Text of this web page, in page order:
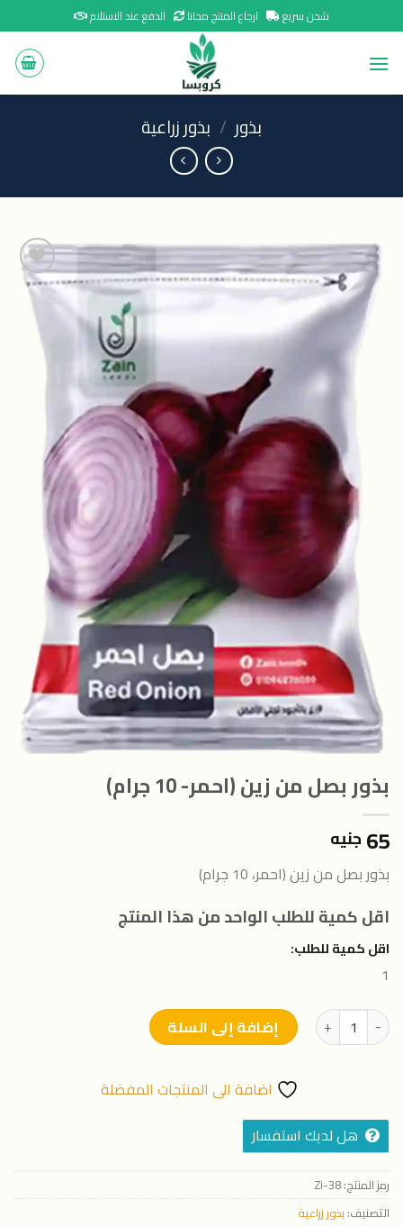
to
content
شحن سريع ارجاع المنتج مجانا الدفع عند الاستلام
بذور / بذور زراعية
اضافة
المنتجات
بذور بصل من زين (احمر- 10 جرام)
65 جنيه
بذور بصل من زين (احمر، 10 جرام)
اقل كمية للطلب الواحد من هذا المنتج
اقل كمية للطلب:
1
كمية بذور بصل من زين (احمر- 10 جرام)إضافة إلى السلة
اضافة الى المنتجات المفضلة
هل لديك استفسار
رمز المنتج:Zi-38
التصنيف: بذور زراعية